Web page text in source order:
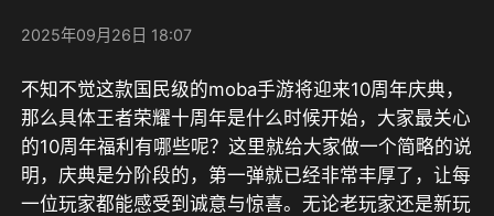
2025年09月26日 18:07
不知不觉这款国民级的moba手游将迎来10周年庆典，
那么具体王者荣耀十周年是什么时候开始，大家最关心
的10周年福利有哪些呢？这里就给大家做一个简略的说
明，庆典是分阶段的，第一弹就已经非常丰厚了，让每
一位玩家都能感受到诚意与惊喜。无论老玩家还是新玩